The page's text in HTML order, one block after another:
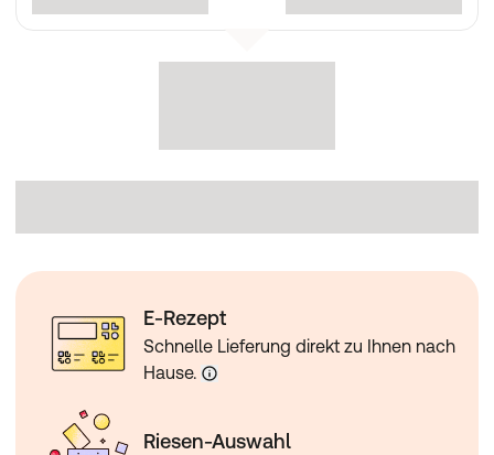
E-Rezept
Schnelle Lieferung direkt zu Ihnen nach
Hause.
Riesen-Auswahl